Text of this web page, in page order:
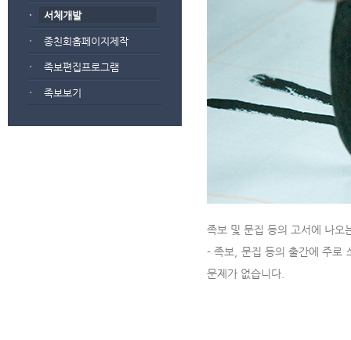
서체개발
종친회홈페이지제작
족보편집프로그램
족보보기
족보 및 문집 등의 고서에 나오
- 족보, 문집 등의 출간에 주로
문제가 없습니다.